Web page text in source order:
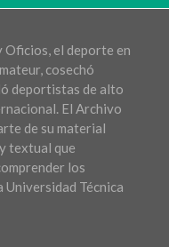
Oficios, el deporte en
cosechó
deportistas de alto
El Archivo
de su material
textual que
los
Técnica